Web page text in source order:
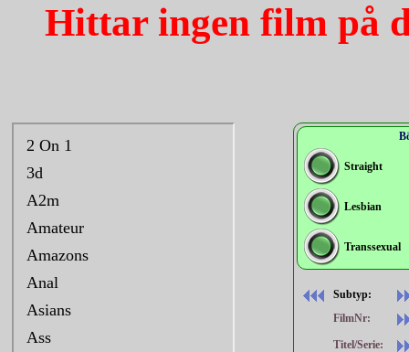
Hittar ingen film på
Straight
Lesbian
Transsexual
Subtyp:
FilmNr:
Titel/Serie: